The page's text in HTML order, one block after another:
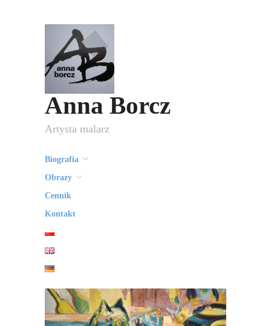
Anna Borcz
Artysta malarz
Biografia
Obrazy
Cennik
Kontakt